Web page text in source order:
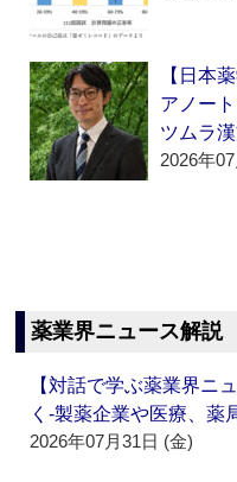
【日本
アノー
ツムラ
2026年
薬業界ニュース解説
【対話で学ぶ薬業界ニ
く‐製薬企業や医療、
2026年07月31日 (金)